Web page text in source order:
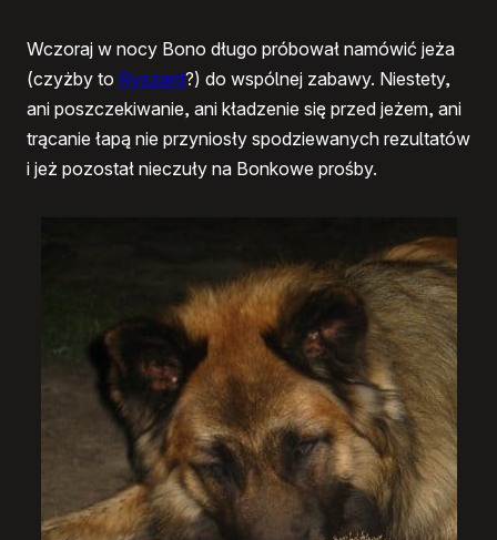
Wczoraj w nocy Bono długo próbował namówić jeża
(czyżby to Ryszard?) do wspólnej zabawy. Niestety,
ani poszczekiwanie, ani kładzenie się przed jeżem, ani
trącanie łapą nie przyniosły spodziewanych rezultatów
i jeż pozostał nieczuły na Bonkowe prośby.